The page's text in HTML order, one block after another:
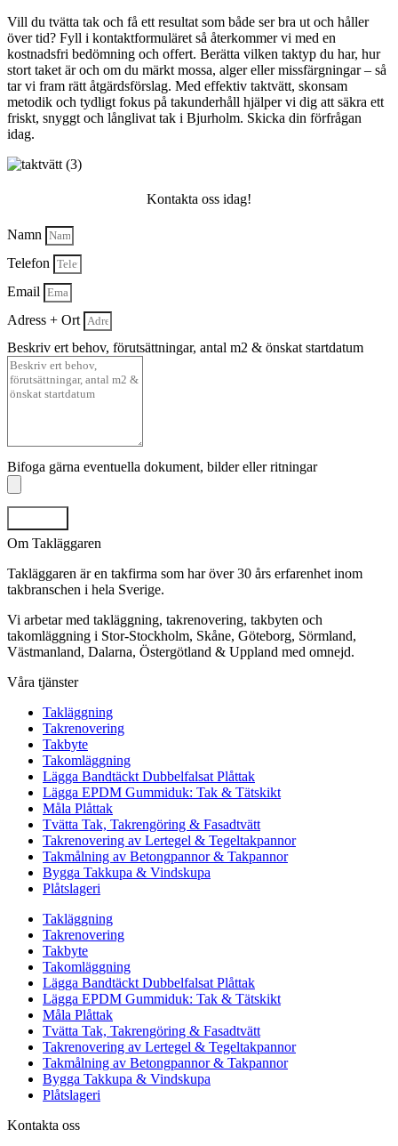
Vill du tvätta tak och få ett resultat som både ser bra ut och håller
över tid? Fyll i kontaktformuläret så återkommer vi med en
kostnadsfri bedömning och offert. Berätta vilken taktyp du har, hur
stort taket är och om du märkt mossa, alger eller missfärgningar – så
tar vi fram rätt åtgärdsförslag. Med effektiv taktvätt, skonsam
metodik och tydligt fokus på takunderhåll hjälper vi dig att säkra ett
friskt, snyggt och långlivat tak i Bjurholm. Skicka din förfrågan
idag.
Kontakta oss idag!
Namn
Telefon
Email
Adress + Ort
Beskriv ert behov, förutsättningar, antal m2 & önskat startdatum
Bifoga gärna eventuella dokument, bilder eller ritningar
Om Takläggaren
Takläggaren är en takfirma som har över 30 års erfarenhet inom
takbranschen i hela Sverige.
Vi arbetar med takläggning, takrenovering, takbyten och
takomläggning i Stor-Stockholm, Skåne, Göteborg, Sörmland,
Västmanland, Dalarna, Östergötland & Uppland med omnejd.
Våra tjänster
Takläggning
Takrenovering
Takbyte
Takomläggning
Lägga Bandtäckt Dubbelfalsat Plåttak
Lägga EPDM Gummiduk: Tak & Tätskikt
Måla Plåttak
Tvätta Tak, Takrengöring & Fasadtvätt
Takrenovering av Lertegel & Tegeltakpannor
Takmålning av Betongpannor & Takpannor
Bygga Takkupa & Vindskupa
Plåtslageri
Takläggning
Takrenovering
Takbyte
Takomläggning
Lägga Bandtäckt Dubbelfalsat Plåttak
Lägga EPDM Gummiduk: Tak & Tätskikt
Måla Plåttak
Tvätta Tak, Takrengöring & Fasadtvätt
Takrenovering av Lertegel & Tegeltakpannor
Takmålning av Betongpannor & Takpannor
Bygga Takkupa & Vindskupa
Plåtslageri
Kontakta oss